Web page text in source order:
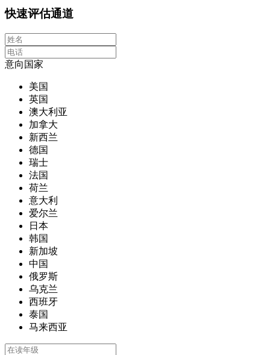
快速评估通道
意向国家
美国
英国
澳大利亚
加拿大
新西兰
德国
瑞士
法国
荷兰
意大利
爱尔兰
日本
韩国
新加坡
中国
俄罗斯
乌克兰
西班牙
泰国
马来西亚